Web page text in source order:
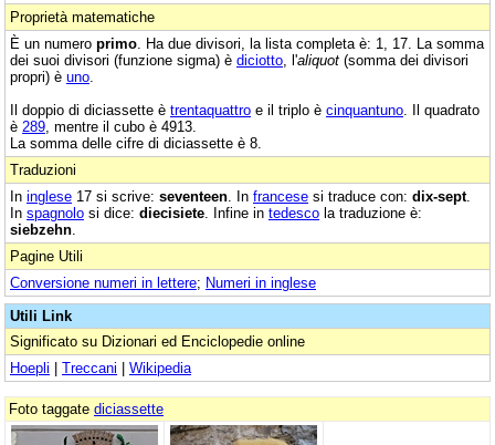
Proprietà matematiche
È un numero primo . Ha due divisori, la lista completa è: 1, 17. La somma
dei suoi divisori (funzione sigma) è diciotto , l'aliquot (somma dei divisori
propri) è uno
Il doppio di diciassette è trentaquattro e il triplo è cinquantuno . Il quadrato
è 289 , mentre il cubo è 4913.
La somma delle cifre di diciassette è 8.
Traduzioni
In inglese 17 si scrive: seventeen . In francese si traduce con: dix-sept.
In spagnolo si dice: diecisiete . Infine in tedesco la traduzione è:
siebzehn
Pagine Utili
Conversione numeri in lettere; Numeri in inglese
Utili Link
Significato su Dizionari ed Enciclopedie online
Hoepli | Treccani | Wikipedia
Foto taggate diciassette